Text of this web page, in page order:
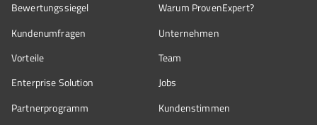
Bewertungssiegel
Kundenumfragen
Vorteile
Enterprise Solution
Partnerprogramm
Warum ProvenExpert?
Unternehmen
Team
Jobs
Kundenstimmen